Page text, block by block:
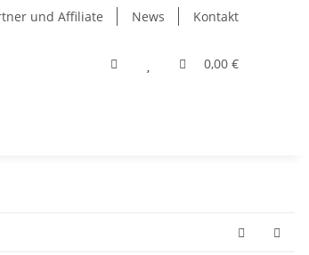
und Affiliate News Kontakt
0,00 €